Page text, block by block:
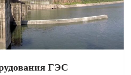
ГЭС